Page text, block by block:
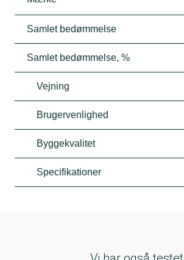
Samlet bedømmelse
Samlet bedømmelse, %
Vejning
Brugervenlighed
Byggekvalitet
Specifikationer